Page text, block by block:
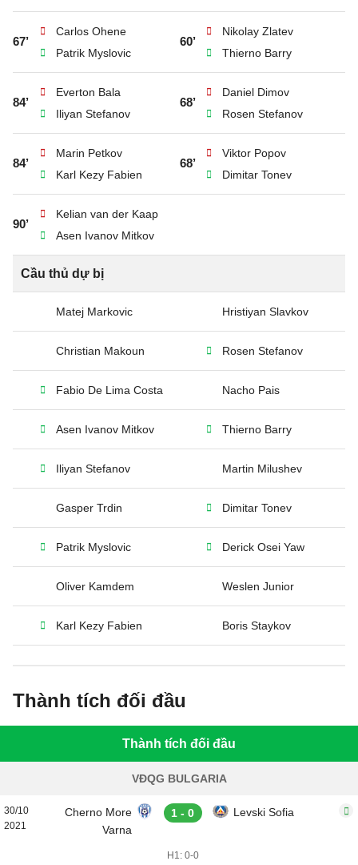
67’
Carlos Ohene
Patrik Myslovic
60’
Nikolay Zlatev
Thierno Barry
84’
Everton Bala
Iliyan Stefanov
68’
Daniel Dimov
Rosen Stefanov
84’
Marin Petkov
Karl Kezy Fabien
68’
Viktor Popov
Dimitar Tonev
90’
Kelian van der Kaap
Asen Ivanov Mitkov
Cầu thủ dự bị
Matej Markovic Hristiyan Slavkov
Christian Makoun Rosen Stefanov
Fabio De Lima Costa Nacho Pais
Asen Ivanov Mitkov Thierno Barry
Iliyan Stefanov Martin Milushev
Gasper Trdin Dimitar Tonev
Patrik Myslovic Derick Osei Yaw
Oliver Kamdem Weslen Junior
Karl Kezy Fabien Boris Staykov
Thành tích đối đầu
Thành tích đối đầu
VĐQG BULGARIA
30/10
2021
Cherno More
Varna
1 - 0 Levski Sofia
H1: 0-0